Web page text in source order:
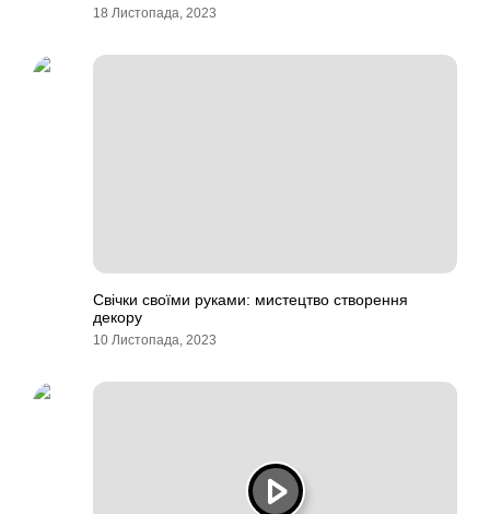
18 Листопада, 2023
Свічки своїми руками: мистецтво створення
декору
10 Листопада, 2023